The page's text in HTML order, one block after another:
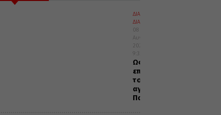
ΔΙΑΛΟΓΟΣ
ΔΙΑΦΟΡΑ
08
Αυγούστου
2026
9:32
Ως
επόμενοι
τοις
αγίοις
Πατράσι